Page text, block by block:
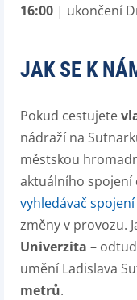
16:00 | ukončení
JAK SE K
Pokud cestujete
nádraží na
městskou
aktuálního
vyhledávač spojení
změny v provozu.
Univerzita –
umění Ladislava
metrů.